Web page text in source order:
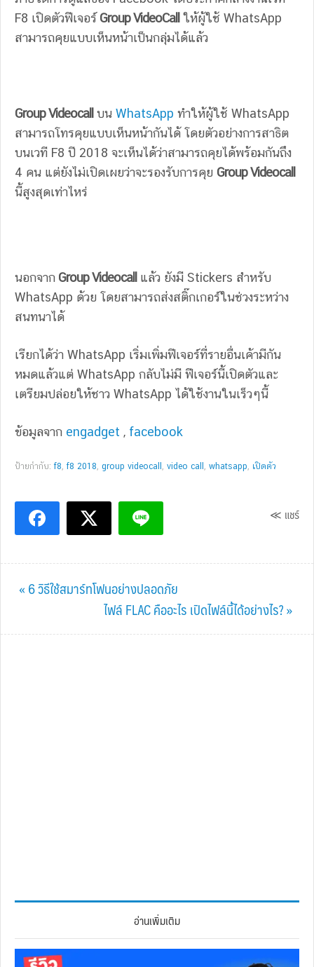
F8 เปิดตัวฟีเจอร์Group VideoCall ให้ผู้ใช้ WhatsApp
สามารถคุยแบบเห็นหน้าเป็นกลุ่มได้แล้ว
Group Videocall บน WhatsApp ทำให้ผู้ใช้ WhatsApp
สามารถโทรคุยแบบเห็นหน้ากันได้ โดยตัวอย่างการสาธิต
บนเวที F8 ปี 2018 จะเห็นได้ว่าสามารถคุยได้พร้อมกันถึง
4 คน แต่ยังไม่เปิดเผยว่าจะรองรับการคุย Group Videocall
นี้สูงสุดเท่าไหร่
นอกจาก Group Videocall แล้ว ยังมี Stickers สำหรับ
WhatsApp ด้วย โดยสามารถส่งสติ๊กเกอร์ในช่วงระหว่าง
สนทนาได้
เรียกได้ว่า WhatsApp เริ่มเพิ่มฟีเจอร์ที่รายอื่นเค้ามีกัน
หมดแล้วแต่ WhatsApp กลับไม่มี ฟีเจอร์นี้เปิดตัวและ
เตรียมปล่อยให้ชาว WhatsApp ได้ใช้งานในเร็วๆนี้
ข้อมูลจาก engadget , facebook
ป้ายกำกับ:f8,f8 2018, group videocall , video call , whatsapp, เปิดตัว
≪ แชร์
Previous
« 6 วิธีใช้สมาร์ทโฟนอย่างปลอดภัย
Next
Post:
ไฟล์ FLAC คืออะไร เปิดไฟล์นี้ได้อย่างไร? »
อ่านเพิ่มเติม